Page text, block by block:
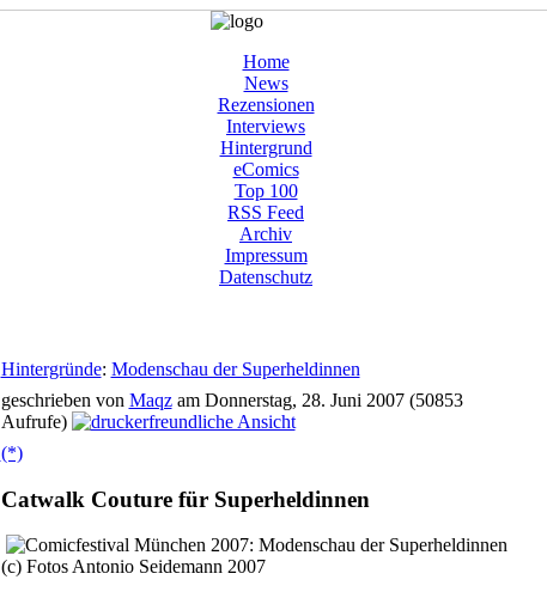
Home
News
Rezensionen
Interviews
Hintergrund
eComics
Top 100
RSS Feed
Archiv
Impressum
Datenschutz
Hintergründe: Modenschau der Superheldinnen
geschrieben von Maqzam Donnerstag, 28. Juni 2007 (50853
Aufrufe)
(*)
Catwalk Couture für Superheldinnen
(c) Fotos Antonio Seidemann 2007